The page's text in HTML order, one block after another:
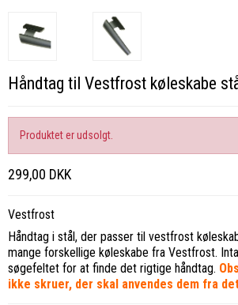
Håndtag til Vestfrost køleskabe
Produktet er udsolgt.
299,00 DKK
Vestfrost
Håndtag i stål, der passer til vestfrost
mange forskellige køleskabe fra Vestfrost.
søgefeltet for at finde det rigtige håndtag.
ikke skruer, der skal anvendes dem fra